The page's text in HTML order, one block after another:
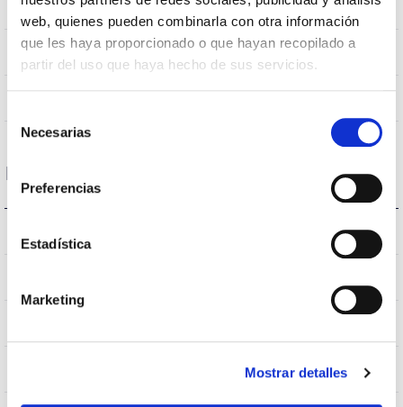
web, quienes pueden combinarla con otra información
que les haya proporcionado o que hayan recopilado a
partir del uso que haya hecho de sus servicios.
Necesarias
Preferencias
Estadística
Marketing
Mostrar detalles
couleurs
Angle d’ouverture 120
Logement et finition
AL